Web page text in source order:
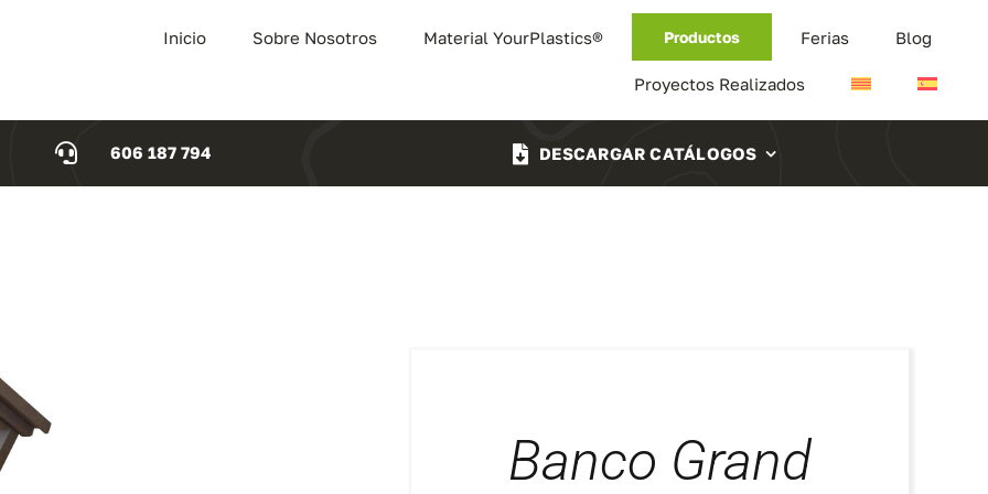
Inicio Sobre Nosotros Material YourPlastics® Productos Ferias Blog
Proyectos Realizados
606 187 794 DESCARGAR CATÁLOGOS
Banco Grand